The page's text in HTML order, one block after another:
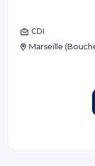
CDI
Marseille (